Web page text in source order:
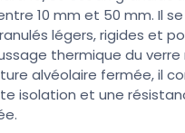
10 mm et 50 mm. Il
légers, rigides et
thermique du verre
alvéolaire fermée, il
isolation et une